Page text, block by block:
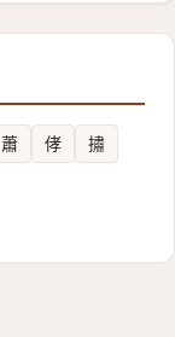
蕭 侾
㩋